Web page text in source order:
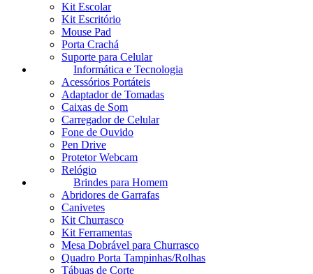
Kit Escolar
Kit Escritório
Mouse Pad
Porta Crachá
Suporte para Celular
Informática e Tecnologia
Acessórios Portáteis
Adaptador de Tomadas
Caixas de Som
Carregador de Celular
Fone de Ouvido
Pen Drive
Protetor Webcam
Relógio
Brindes para Homem
Abridores de Garrafas
Canivetes
Kit Churrasco
Kit Ferramentas
Mesa Dobrável para Churrasco
Quadro Porta Tampinhas/Rolhas
Tábuas de Corte